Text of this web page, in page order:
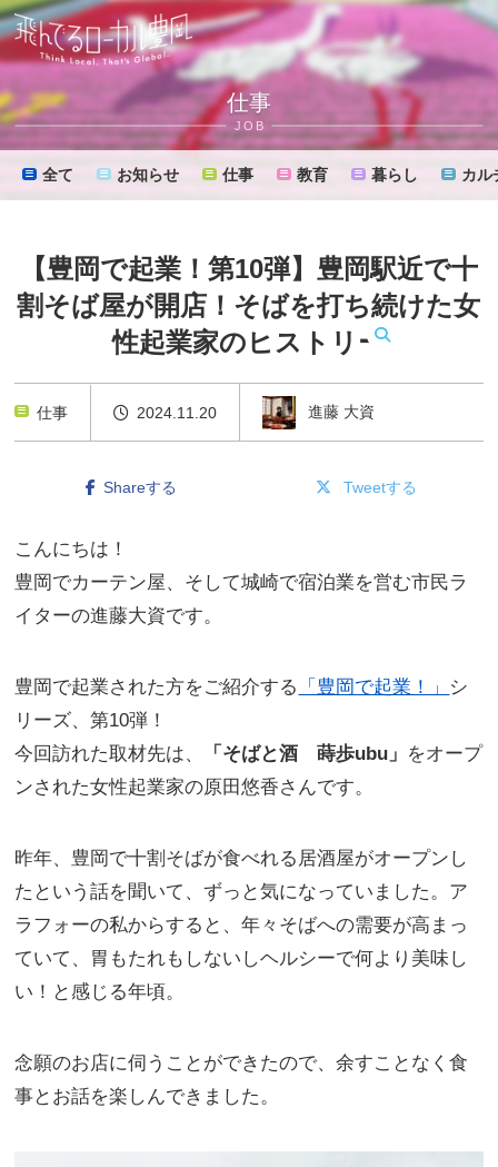
仕事
JOB
全て お知らせ 仕事 教育 暮らし カル
【豊岡で起業！第10弾】豊岡駅近で十
割そば屋が開店！そばを打ち続けた女
性起業家のヒストリー
仕事 2024.11.20 進藤 大資
Shareする Tweetする
こんにちは！
豊岡でカーテン屋、そして城崎で宿泊業を営む市民ラ
イターの進藤大資です。
豊岡で起業された方をご紹介する 「豊岡で起業！」 シ
リーズ、第10弾！
今回訪れた取材先は、
「そばと酒 蒔歩ubu」 をオープ
ンされた女性起業家の原田悠香さんです。
昨年、豊岡で十割そばが食べれる居酒屋がオープンし
たという話を聞いて、ずっと気になっていました。ア
ラフォーの私からすると、年々そばへの需要が高まっ
ていて、胃もたれもしないしヘルシーで何より美味し
い！と感じる年頃。
念願のお店に伺うことができたので、余すことなく食
事とお話を楽しんできました。